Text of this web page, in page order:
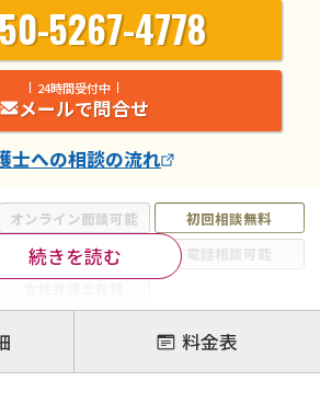
オンライン面談可能
初回相談無料
19時以降電話可能
電話相談可能
離婚調停
離婚裁判
続きを読む
5267-4778
24時間受付中
メールで問合せ
士への相談の流れ
料金表